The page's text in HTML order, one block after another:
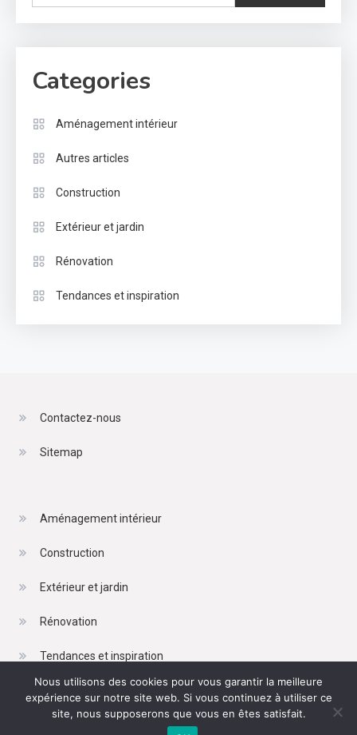
Categories
Aménagement intérieur
Autres articles
Construction
Extérieur et jardin
Rénovation
Tendances et inspiration
Contactez-nous
Sitemap
Aménagement intérieur
Construction
Extérieur et jardin
Rénovation
Tendances et inspiration
Nous utilisons des cookies pour vous garantir la meilleure
expérience sur notre site web. Si vous continuez à utiliser ce
site, nous supposerons que vous en êtes satisfait.